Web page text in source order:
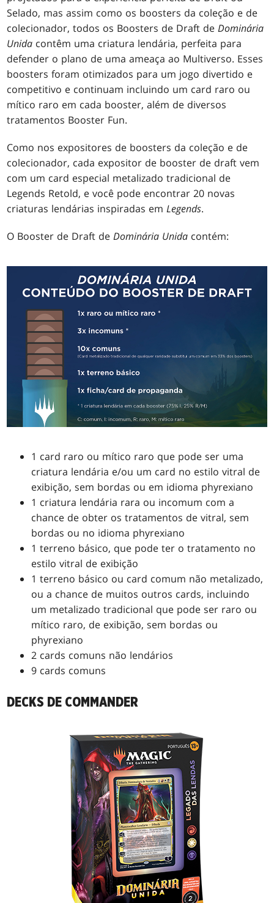
Selado, mas assim como os boosters da coleção e de
colecionador, todos os Boosters de Draft deDominária
Unida contêm uma criatura lendária, perfeita para
defender o plano de uma ameaça ao Multiverso. Esses
boosters foram otimizados para um jogo divertido e
competitivo e continuam incluindo um card raro ou
mítico raro em cada booster, além de diversos
tratamentos Booster Fun.
Como nos expositores de boosters da coleção e de
colecionador, cada expositor de booster de draft vem
com um card especial metalizado tradicional de
Legends Retold, e você pode encontrar 20 novas
criaturas lendárias inspiradas emLegends.
O Booster de Draft deDominária Unida contém:
1 card raro ou mítico raro que pode ser uma
criatura lendária e/ou um card no estilo vitral de
exibição, sem bordas ou em idioma phyrexiano
1 criatura lendária rara ou incomum com a
chance de obter os tratamentos de vitral, sem
bordas ou no idioma phyrexiano
1 terreno básico, que pode ter o tratamento no
estilo vitral de exibição
1 terreno básico ou card comum não metalizado,
ou a chance de muitos outros cards, incluindo
um metalizado tradicional que pode ser raro ou
mítico raro, de exibição, sem bordas ou
phyrexiano
2 cards comuns não lendários
9 cards comuns
DECKS DE COMMANDER